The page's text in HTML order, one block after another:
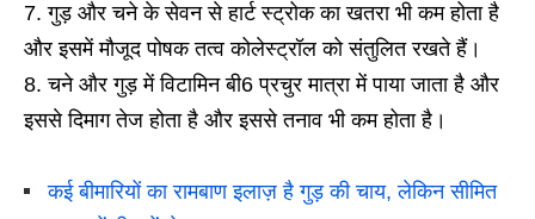
गुड़ और चने के सेवन से हार्ट स्ट्रोक का खतरा भी कम होता है
और इसमें मौजूद पोषक तत्व कोलेस्ट्रॉल को संतुलित रखते हैं।
चने और गुड़ में विटामिन बी6 प्रचुर मात्रा में पाया जाता है और
इससे दिमाग तेज होता है और इससे तनाव भी कम होता है।
कई बीमारियों का रामबाण इलाज़ है गुड़ की चाय, लेकिन सीमित